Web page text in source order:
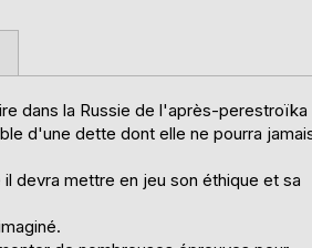
dans la Russie de l'après-perestroïka
d'une dette dont elle ne pourra
devra mettre en jeu son éthique et sa